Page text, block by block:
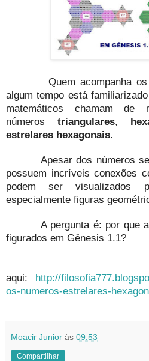
Quem acompanha os
algum tempo está
matemáticos chamam de
números triangulares,
estrelares hexagonais.
Apesar dos números
possuem incríveis conexões
podem ser visualizados
especialmente figuras
A pergunta é: por que
figurados em Gênesis 1.1?
aqui: http://
os-numeros-estrelares-
Moacir Junior às 09:53
Compartilhar